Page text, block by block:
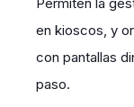
en kioscos, y
con pantallas
paso.